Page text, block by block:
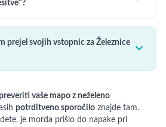
prejel svojih vstopnic za Železnice

vaše mapo z neželeno
potrditveno sporočilo znajde tam.
je morda prišlo do napake pri